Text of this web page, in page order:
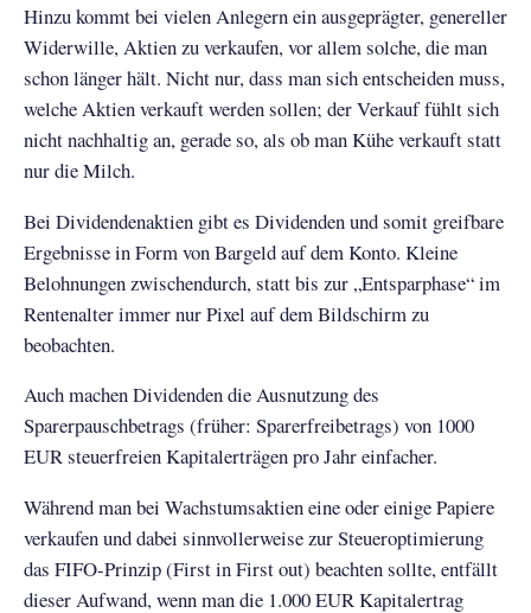
Hinzu kommt bei vielen Anlegern ein ausgeprägter, genereller
Widerwille, Aktien zu verkaufen, vor allem solche, die man
schon länger hält. Nicht nur, dass man sich entscheiden muss,
welche Aktien verkauft werden sollen; der Verkauf fühlt sich
nicht nachhaltig an, gerade so, als ob man Kühe verkauft statt
nur die Milch.
Bei Dividendenaktien gibt es Dividenden und somit greifbare
Ergebnisse in Form von Bargeld auf dem Konto. Kleine
Belohnungen zwischendurch, statt bis zur „Entsparphase“ im
Rentenalter immer nur Pixel auf dem Bildschirm zu
beobachten.
Auch machen Dividenden die Ausnutzung des
Sparerpauschbetrags (früher: Sparerfreibetrags) von 1000
EUR steuerfreien Kapitalerträgen pro Jahr einfacher.
Während man bei Wachstumsaktien eine oder einige Papiere
verkaufen und dabei sinnvollerweise zur Steueroptimierung
das FIFO-Prinzip (First in First out) beachten sollte, entfällt
dieser Aufwand, wenn man die 1.000 EUR Kapitalertrag